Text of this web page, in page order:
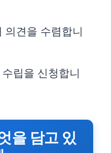
의견을 수렴합니
립을 신청합니
을 담고 있